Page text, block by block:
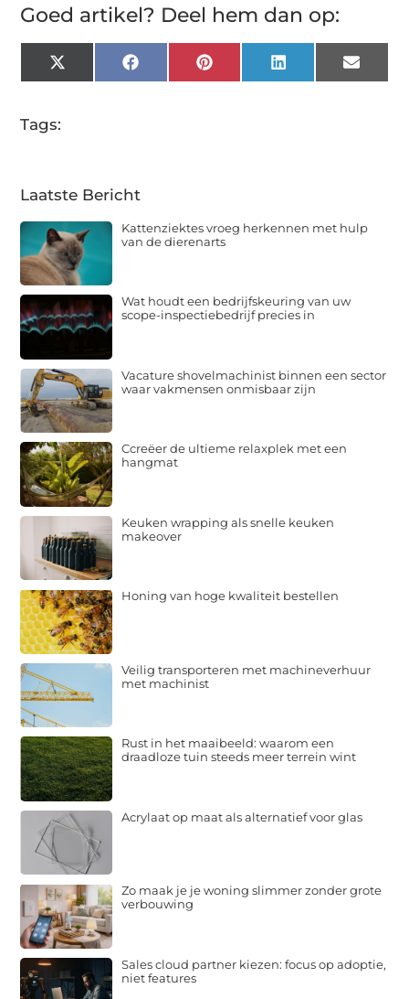
Goed artikel? Deel hem dan op:
X
(Twitter)
FacebookPinterestLinkedInEmail
Tags:
Laatste Bericht
Kattenziektes vroeg herkennen met hulp
van de dierenarts
Wat houdt een bedrijfskeuring van uw
scope-inspectiebedrijf precies in
Vacature shovelmachinist binnen een sector
waar vakmensen onmisbaar zijn
Ccreëer de ultieme relaxplek met een
hangmat
Keuken wrapping als snelle keuken
makeover
Honing van hoge kwaliteit bestellen
Veilig transporteren met machineverhuur
met machinist
Rust in het maaibeeld: waarom een
draadloze tuin steeds meer terrein wint
Acrylaat op maat als alternatief voor glas
Zo maak je je woning slimmer zonder grote
verbouwing
Sales cloud partner kiezen: focus op adoptie,
niet features